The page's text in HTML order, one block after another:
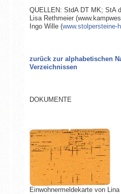
QUELLEN: StdA DT MK; StA
Lisa Rethmeier
Ingo Wille (www.stolpersteine-
zurück zur alphabetischen
Verzeichnissen
DOKUMENTE
Einwohnermeldekarte von